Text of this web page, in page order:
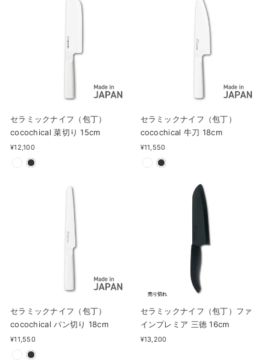
セラミックナイフ（包丁）
cocochical 菜切り 15cm
¥12,100
セラミックナイフ（包丁）
cocochical 牛刀 18cm
¥11,550
セラミックナイフ（包丁）
cocochical パン切り 18cm
¥11,550
売り切れ
セラミックナイフ（包丁）ファ
インプレミア 三徳 16cm
¥13,200